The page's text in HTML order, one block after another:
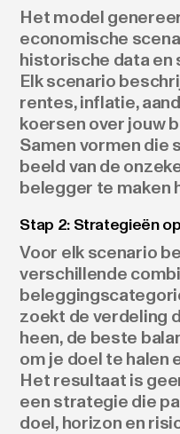
Het model
economische
historische data
Elk scenario
rentes, inflatie,
koersen over jouw
Samen vormen die
beeld van de
belegger te maken
Stap 2: Strategieën
Voor elk scenario
verschillende
zoekt de verdeling
heen, de beste
om je doel te halen
Het resultaat is
een strategie die
doel, horizon en